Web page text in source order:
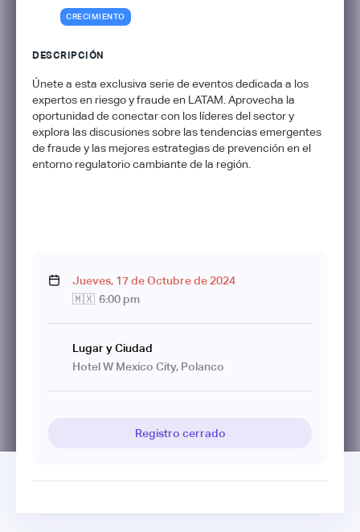
CRECIMIENTO
DESCRIPCIÓN
Únete a esta exclusiva serie de eventos dedicada a los
expertos en riesgo y fraude en LATAM. Aprovecha la
oportunidad de conectar con los líderes del sector y
explora las discusiones sobre las tendencias emergentes
de fraude y las mejores estrategias de prevención en el
entorno regulatorio cambiante de la región.
Jueves, 17deOctubrede 2024
🇲🇽 6:00 pm
Lugar y Ciudad
Hotel W Mexico City, Polanco
Registro cerrado